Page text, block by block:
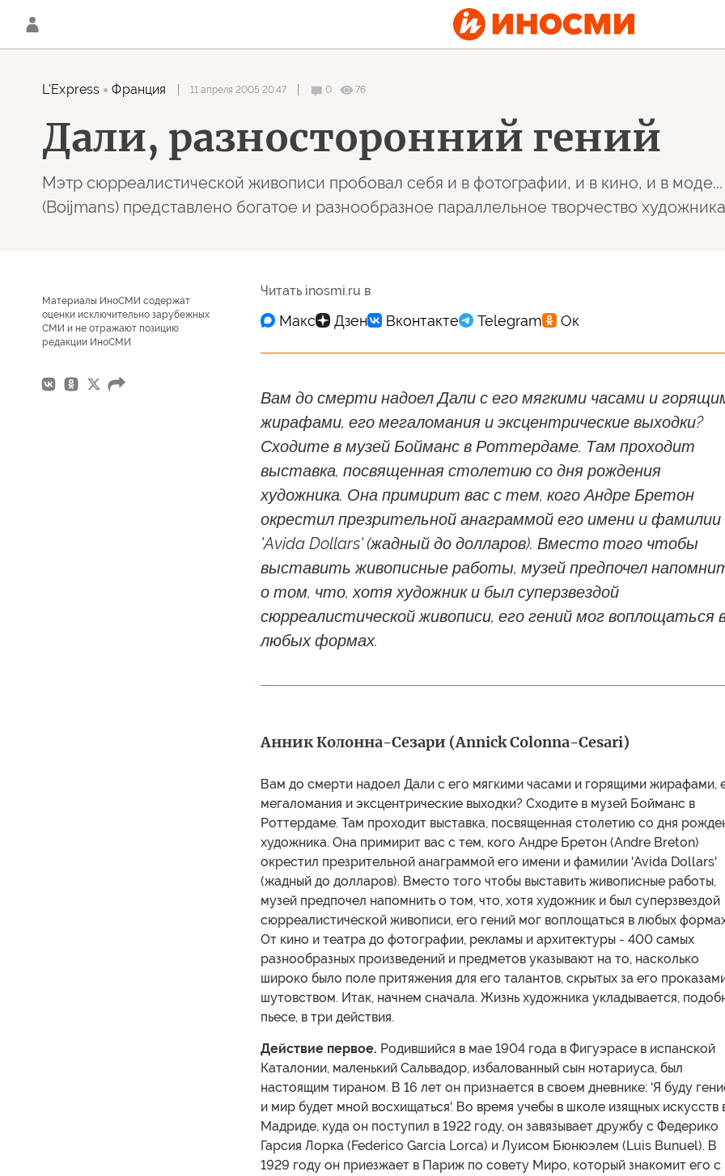
L'Express Франция 11 апреля 2005 20:47 0 76
Дали, разносторонний гений
Мэтр сюрреалистической живописи пробовал себя и в фотографии, и в кино, и в
(Boijmans) представлено богатое и разнообразное параллельное творчество художника
Материалы ИноСМИ содержат
оценки исключительно зарубежных
СМИ и не отражают позицию
редакции ИноСМИ
Читать inosmi.ru в
Вам до смерти надоел Дали с его мягкими часами и
жирафами, его мегаломания и эксцентрические выходки?
Сходите в музей Бойманс в Роттердаме. Там проходит
выставка, посвященная столетию со дня рождения
художника. Она примирит вас с тем, кого Андре Бретон
окрестил презрительной анаграммой его имени и фамилии
'Avida Dollars' (жадный до долларов). Вместо того чтобы
выставить живописные работы, музей предпочел
о том, что, хотя художник и был суперзвездой
сюрреалистической живописи, его гений мог воплощаться
любых формах.
Анник Колонна-Сезари (Annick Colonna-Cesari)
Вам до смерти надоел Дали с его мягкими часами и горящими жирафами,
мегаломания и эксцентрические выходки? Сходите в музей Бойманс в
Роттердаме. Там проходит выставка, посвященная столетию со дня
художника. Она примирит вас с тем, кого Андре Бретон (Andre Breton)
окрестил презрительной анаграммой его имени и фамилии 'Avida Dollars'
(жадный до долларов). Вместо того чтобы выставить живописные работы,
музей предпочел напомнить о том, что, хотя художник и был суперзвездой
сюрреалистической живописи, его гений мог воплощаться в любых
От кино и театра до фотографии, рекламы и архитектуры - 400 самых
разнообразных произведений и предметов указывают на то, насколько
широко было поле притяжения для его талантов, скрытых за его
шутовством. Итак, начнем сначала. Жизнь художника укладывается,
пьесе, в три действия.
Действие первое. Родившийся в мае 1904 года в Фигуэрасе в испанской
Каталонии, маленький Сальвадор, избалованный сын нотариуса, был
настоящим тираном. В 16 лет он признается в своем дневнике: 'Я буду
и мир будет мной восхищаться'. Во время учебы в школе изящных искусств
Мадриде, куда он поступил в 1922 году, он завязывает дружбу с Федерико
Гарсия Лорка (Federico Garcia Lorca) и Луисом Бюнюэлем (Luis Bunuel). В
1929 году он приезжает в Париж по совету Миро, который знакомит его с